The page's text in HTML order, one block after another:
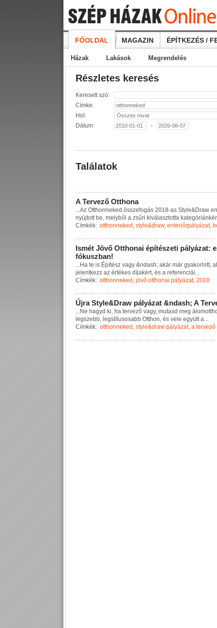
FŐOLDAL MAGAZIN ÉPÍTKEZÉS /
Házak Lakások Megrendelés
Részletes keresés
Keresett szó:
Címke:
Hol:
Dátum:
-
Találatok
A Tervező Otthona
...Az Otthonne ked összefogás 2018-as Sty e&Draw en
nyújtott be, me ybő a zsűri kivá asztotta kategórián ké
Címkék: otthonneked , style&draw, enteriőrpályázat,
Ismét Jövő Otthonai építészeti pályázat: e
fókuszban!
...Ha te is Építész vagy &ndash; akár már gyakor ott, a
je entkezz az érté kes d íjakért, és a referenciái...
Címkék: otthonneked , jövő otthonai pályázat, 2018
Újra Style&Draw pályázat &ndash; A Terv
...Ne hagyd ki, ha tervező vagy, mutasd meg á omotth
egszebb, egstí usosabb Otthon, és ve e együtt a...
Címkék: otthonneked , style&draw pályázat, a tervező